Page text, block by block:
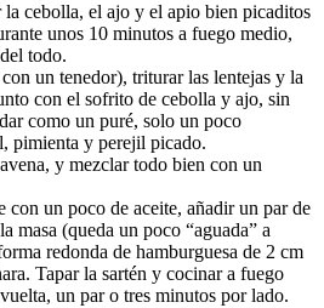
la cebolla, el ajo y el apio bien picaditos
unos 10 minutos a fuego medio,
todo.
un tenedor), triturar las lentejas y la
con el sofrito de cebolla y ajo, sin
como un puré, solo un poco
pimienta y perejil picado.
y mezclar todo bien con un
con un poco de aceite, añadir un par de
masa (queda un poco “aguada” a
redonda de hamburguesa de 2 cm
Tapar la sartén y cocinar a fuego
un par o tres minutos por lado.